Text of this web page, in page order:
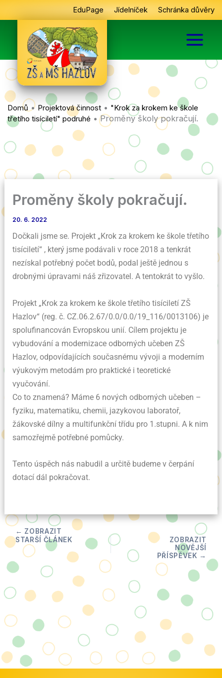
na
EduPage Jídelníček Schránka důvěry
Domů • Projektová činnost • "Krok za krokem ke škole
třetího tisíciletí" podruhé •Proměny školy pokračují.
Proměny školy pokračují.
20. 6. 2022
Dočkali jsme se. Projekt „Krok za krokem ke škole třetího
tisíciletí“ , který jsme podávali v roce 2018 a tenkrát
nezískal potřebný počet bodů, podal ještě jednou s
drobnými úpravami náš zřizovatel. A tentokrát to vyšlo.
Projekt „Krok za krokem ke škole třetího tisíciletí ZŠ
Hazlov“ (reg. č. CZ.06.2.67/0.0/0.0/19_116/0013106) je
spolufinancován Evropskou unií. Cílem projektu je
vybudování a modernizace odborných učeben ZŠ
Hazlov, odpovídajících současnému vývoji a moderním
výukovým metodám pro praktické i teoretické
vyučování.
Co to znamená? Máme 6 nových odborných učeben –
fyziku, matematiku, chemii, jazykovou laboratoř,
žákovské dílny a multifunkční třídu pro 1.stupni. A k nim
samozřejmě potřebné pomůcky.
Tento úspěch nás nabudil a určitě budeme v čerpání
dotací dál pokračovat.